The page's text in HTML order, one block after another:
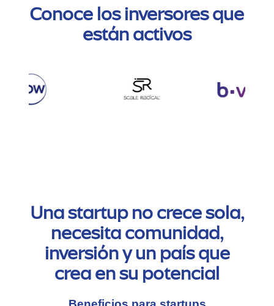
Conoce los inversores que
están activos
Una startup no crece sola,
necesita comunidad,
inversión y un país que
crea en su potencial